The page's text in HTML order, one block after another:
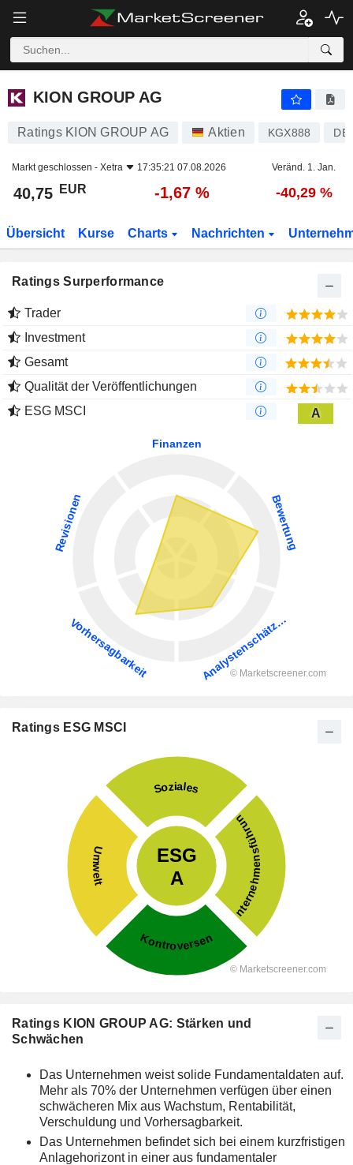
KION GROUP AG
KION GROUP AG
Ratings KION GROUP AG Aktien KGX888
Markt geschlossen - Xetra 17:35:21 07.08.2026 Veränd. 1. Jan.
40,75 EUR -1,67 % -40,29 %
Übersicht Kurse Charts Nachrichten
Ratings Surperformance
Trader
Investment
Gesamt
Qualität der Veröffentlichungen
ESG MSCI
A
Ratings ESG MSCI
Ratings KION GROUP AG: Stärken und
Schwächen
Das Unternehmen weist solide Fundamentaldaten auf.
Mehr als 70% der Unternehmen verfügen über einen
schwächeren Mix aus Wachstum, Rentabilität,
Verschuldung und Vorhersagbarkeit.
Das Unternehmen befindet sich bei einem kurzfristigen
Anlagehorizont in einer aus fundamentaler